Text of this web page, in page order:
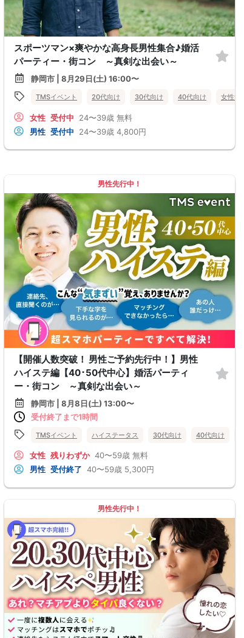
女性無料
スポーツマン×爽やかな高身長男性集合♪婚活
パーティー・街コン ～真剣な出会い～
静岡市 | 8月29日(土) 16:00〜
TMSイベント 20代向け 30代向け 40代向け 女性無料
女性 受付中 24〜39歳 無料
男性 受付中 24〜39歳 4,800円
静岡市
男性先行中！
【開催人数突破！ 男性ご予約先行中！】男性
ハイステ編【40･50代中心】婚活パーティ
ー・街コン ～真剣な出会い～
静岡市 | 8月8日(土) 13:00〜
受付終了まで1時間
TMSイベント ハイステータス 30代向け 40代向け
女性 残りわずか 40〜59歳 無料
男性 受付終了 40〜59歳 5,300円
男性先行中！